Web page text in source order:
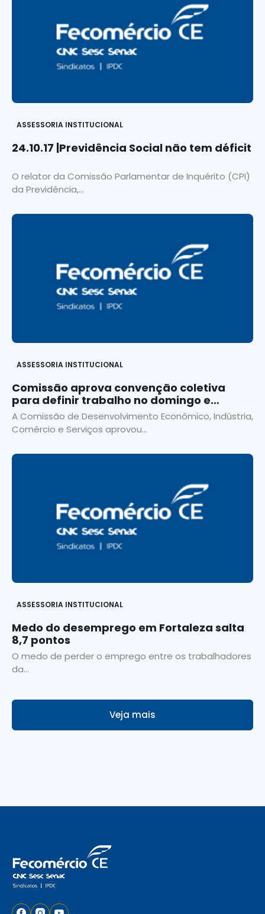
ASSESSORIA INSTITUCIONAL
24.10.17 |Previdência Social não tem déficit
O relator da Comissão Parlamentar de Inquérito (CPI)
da Previdência,...
ASSESSORIA INSTITUCIONAL
Comissão aprova convenção coletiva
para definir trabalho no domingo e
feriado
A Comissão de Desenvolvimento Econômico, Indústria,
Comércio e Serviços aprovou...
ASSESSORIA INSTITUCIONAL
Medo do desemprego em Fortaleza salta
8,7 pontos
O medo de perder o emprego entre os trabalhadores
da...
Veja mais